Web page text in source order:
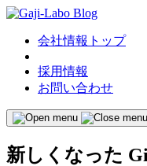
会社情報トップ
採用情報
お問い合わせ
新しくなった